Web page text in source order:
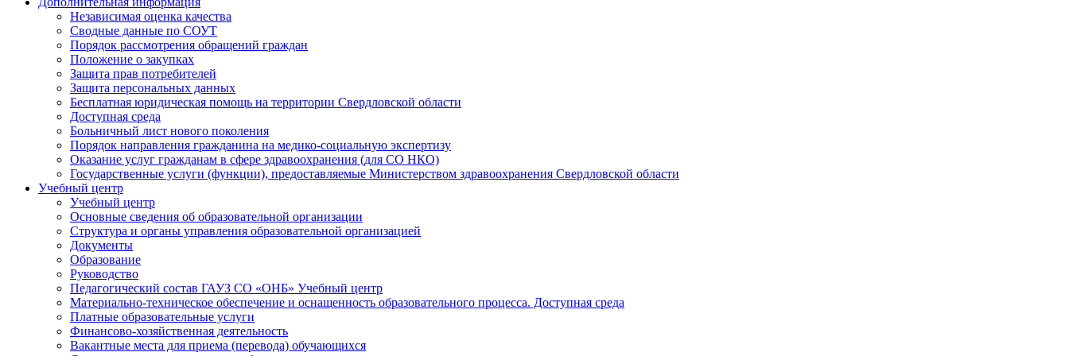
Независимая оценка качества
Сводные данные по СОУТ
Порядок рассмотрения обращений граждан
Положение о закупках
Защита прав потребителей
Защита персональных данных
Бесплатная юридическая помощь на территории Свердловской области
Доступная среда
Больничный лист нового поколения
Порядок направления гражданина на медико-социальную экспертизу
Оказание услуг гражданам в сфере здравоохранения (для СО НКО)
Государственные услуги (функции), предоставляемые Министерством здравоохранения Свердловской области
Учебный центр
Учебный центр
Основные сведения об образовательной организации
Структура и органы управления образовательной организацией
Документы
Образование
Руководство
Педагогический состав ГАУЗ СО «ОНБ» Учебный центр
Материально-техническое обеспечение и оснащенность образовательного процесса. Доступная среда
Платные образовательные услуги
Финансово-хозяйственная деятельность
Вакантные места для приема (перевода) обучающихся